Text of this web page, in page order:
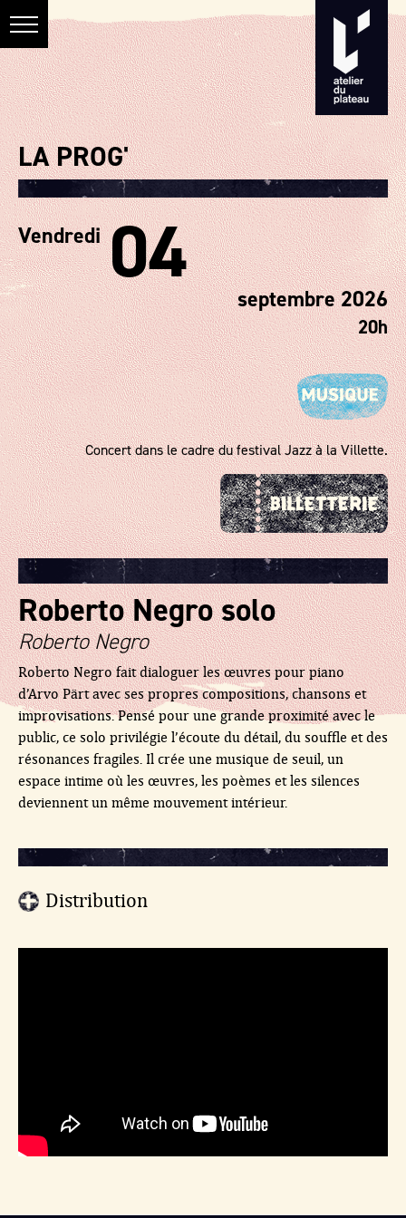
LA PROG'
Roberto Negro solo
Roberto Negro
Roberto Negro fait dialoguer les œuvres pour piano
d’Arvo Pärt avec ses propres compositions, chansons et
improvisations. Pensé pour une grande proximité avec le
public, ce solo privilégie l’écoute du détail, du souffle et des
résonances fragiles. Il crée une musique de seuil, un
espace intime où les œuvres, les poèmes et les silences
deviennent un même mouvement intérieur.
Vendredi 04 septembre 2026
20h
Concert dans le cadre du festival Jazz à la Villette.
Distribution